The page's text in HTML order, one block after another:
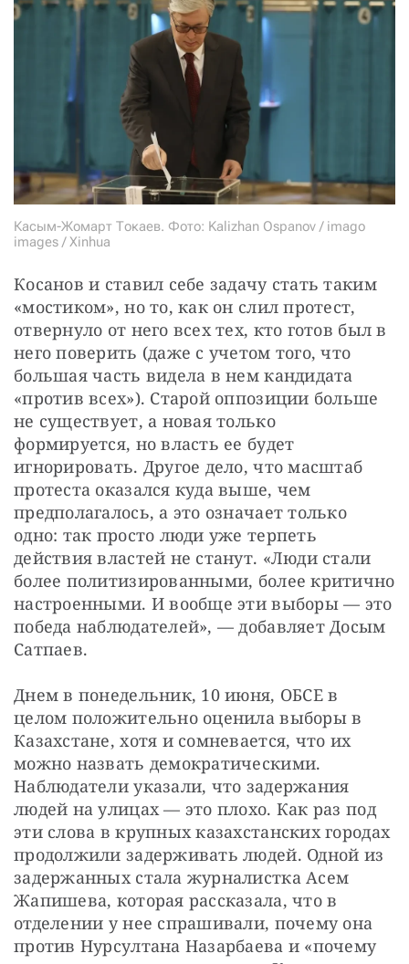
Касым-Жомарт Токаев. Фото: Kalizhan Ospanov / imago
images / Xinhua
Косанов и ставил себе задачу стать таким
«мостиком», но то, как он слил протест,
отвернуло от него всех тех, кто готов был в
него поверить (даже с учетом того, что
большая часть видела в нем кандидата
«против всех»). Старой оппозиции больше
не существует, а новая только
формируется, но власть ее будет
игнорировать. Другое дело, что масштаб
протеста оказался куда выше, чем
предполагалось, а это означает только
одно: так просто люди уже терпеть
действия властей не станут. «Люди стали
более политизированными, более критично
настроенными. И вообще эти выборы — это
победа наблюдателей», — добавляет Досым
Сатпаев.
Днем в понедельник, 10 июня, ОБСЕ в
целом положительно оценила выборы в
Казахстане, хотя и сомневается, что их
можно назвать демократическими.
Наблюдатели указали, что задержания
людей на улицах — это плохо. Как раз под
эти слова в крупных казахстанских городах
продолжили задерживать людей. Одной из
задержанных стала журналистка Асем
Жапишева, которая рассказала, что в
отделении у нее спрашивали, почему она
против Нурсултана Назарбаева и «почему